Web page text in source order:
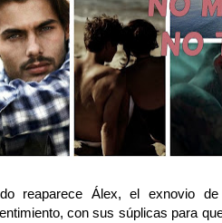
reaparece Álex, el exnovio
con sus súplicas para